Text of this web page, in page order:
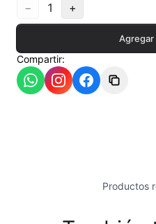
Engobes
Esmaltes Artisticos
Esmaltes Brillantes
Esmaltes Mates y
− 1 +
Agregar
Compartir:
Productos